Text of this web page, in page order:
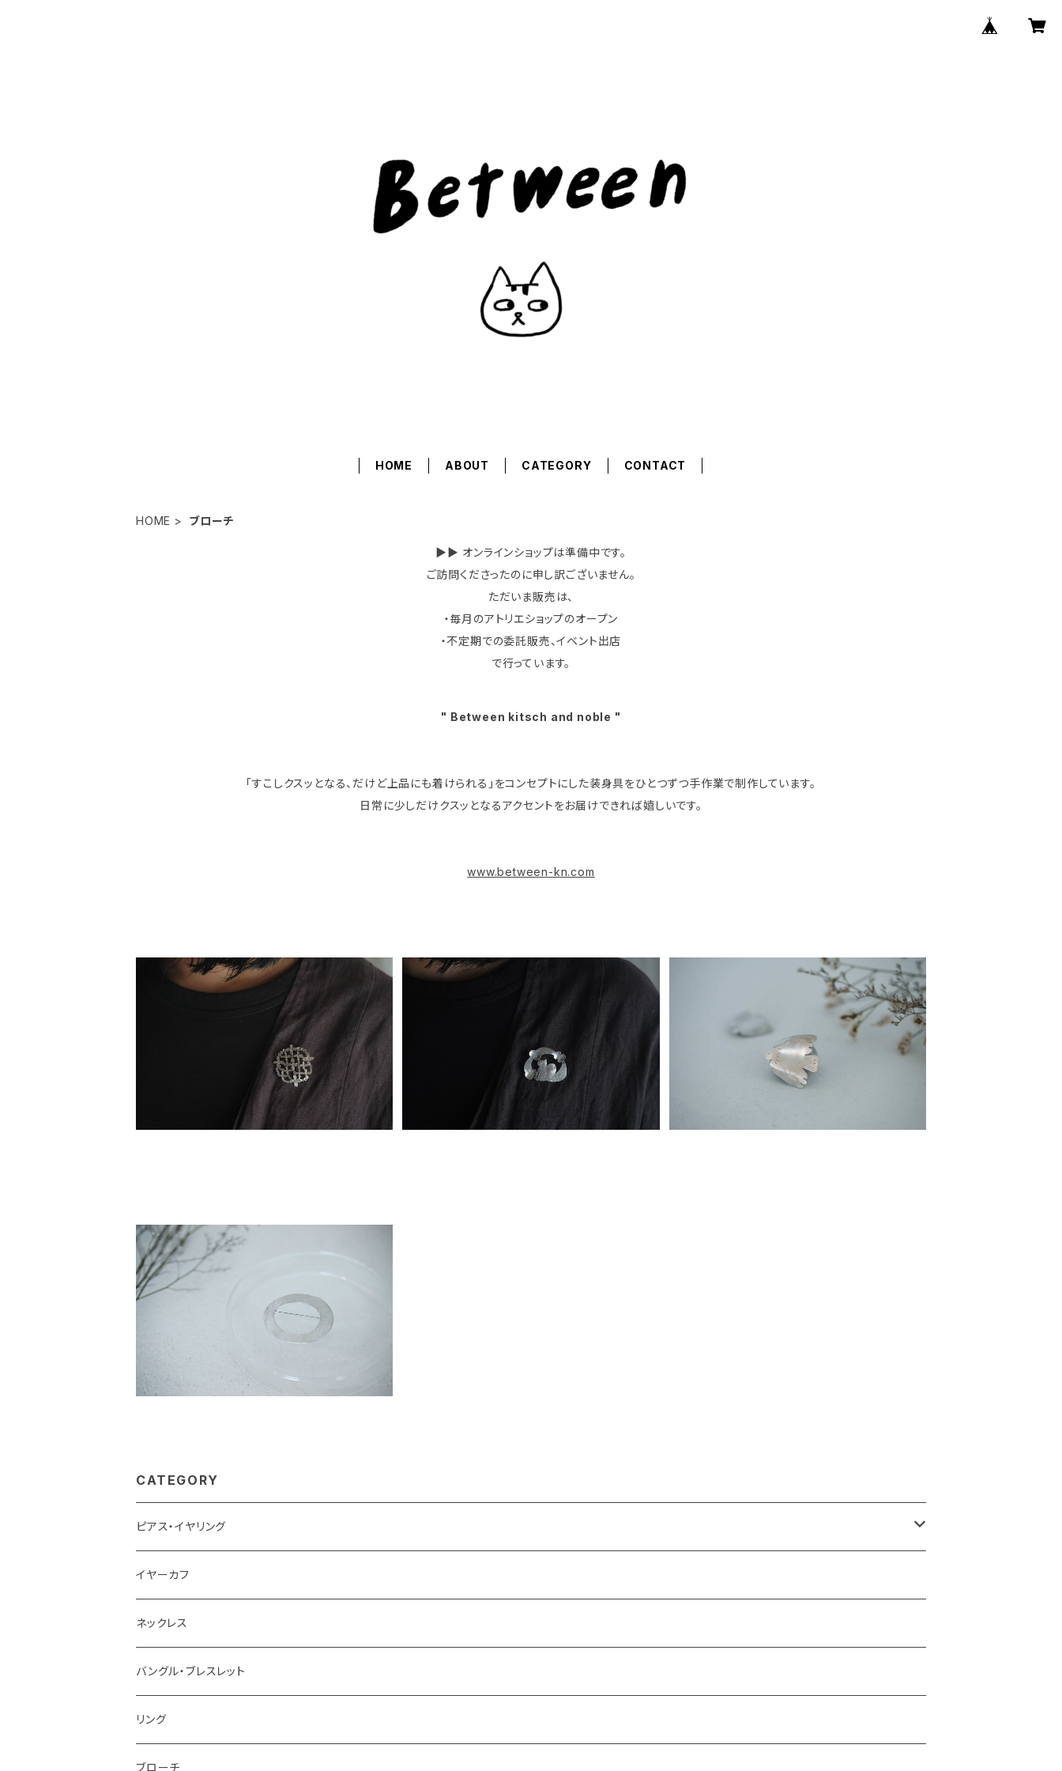
HOME ABOUT CATEGORY CONTACT
HOME ブローチ
▶︎▶︎ オンラインショップは準備中です。
ご訪問くださったのに申し訳ございません。
ただいま販売は、
・毎月のアトリエショップのオープン
・不定期での委託販売、イベント出店
で行っています。
" Between kitsch and noble "
「すこしクスッとなる、だけど上品にも着けられる」をコンセプトにした装身具をひとつずつ手作業で制作しています。
日常に少しだけクスッとなるアクセントをお届けできれば嬉しいです。
www.between-kn.com
花と実 ブローチ
¥9,900
ネコとツユクサ ブローチ
¥7,700
Bird ブローチ
¥7,700
circle ブローチ
¥7,700
CATEGORY
ピアス・イヤリング
ピアス
イヤリング
イヤーカフ
ネックレス
バングル・ブレスレット
リング
ブローチ